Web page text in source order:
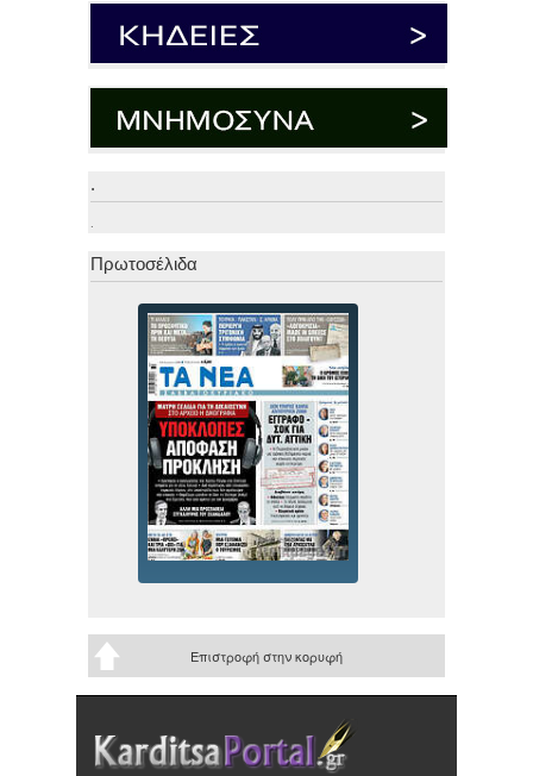
.
.
Πρωτοσέλιδα
Επιστροφή στην κορυφή